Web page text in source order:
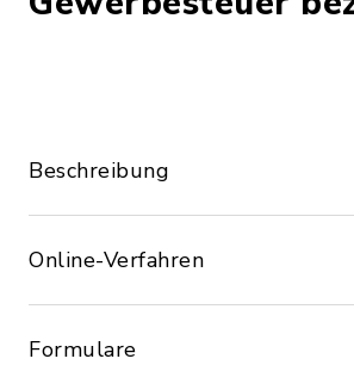
Beschreibung
Online-Verfahren
Formulare